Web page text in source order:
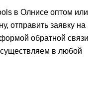
в Олнисе оптом или
отправить заявку на
обратной связи
в любой